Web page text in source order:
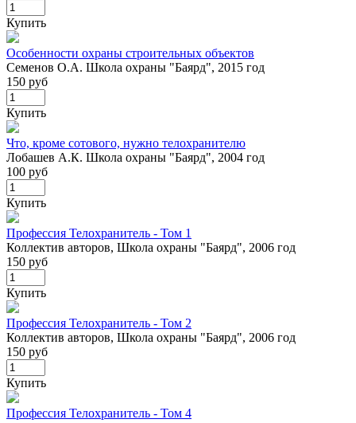
Купить
Особенности охраны строительных объектов
Семенов О.А. Школа охраны "Баярд", 2015 год
150 руб
Купить
Что, кроме сотового, нужно телохранителю
Лобашев А.К. Школа охраны "Баярд", 2004 год
100 руб
Купить
Профессия Телохранитель - Том 1
Коллектив авторов, Школа охраны "Баярд", 2006 год
150 руб
Купить
Профессия Телохранитель - Том 2
Коллектив авторов, Школа охраны "Баярд", 2006 год
150 руб
Купить
Профессия Телохранитель - Том 4